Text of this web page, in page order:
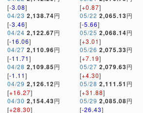
[-3.08]
04/23 2,138.74円
[-3.46]
04/24 2,122.67円
[-16.06]
04/27 2,110.96円
[-11.71]
04/28 2,109.85円
[-1.11]
04/29 2,126.12円
[+16.27]
04/30 2,154.43円
[+28.30]
[+0.87]
05/22 2,065.13円
[-5.66]
05/25 2,068.14円
[+3.01]
05/26 2,075.33円
[+7.19]
05/27 2,079.63円
[+4.30]
05/28 2,111.51 円
[+31.88]
05/29 2,085.08円
[-26.43]